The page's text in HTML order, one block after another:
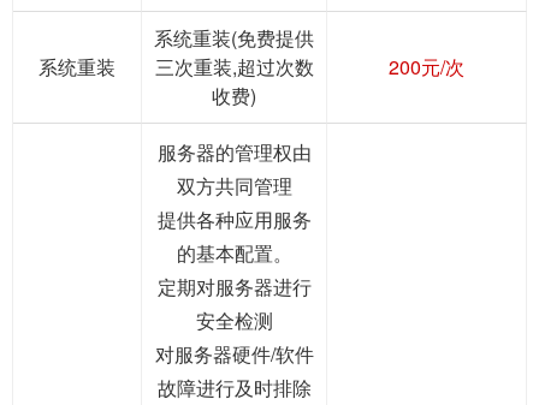
系统重装
系统重装(免费提供
三次重装,超过次数
收费)
200元/次
服务器的管理权由
双方共同管理
提供各种应用服务
的基本配置。
定期对服务器进行
安全检测
对服务器硬件/软件
故障进行及时排除